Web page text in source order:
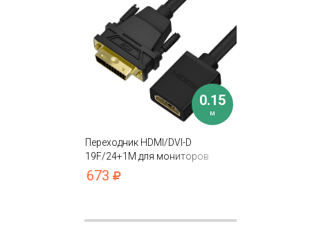
0.15
м
Переходник HDMI/DVI-D
19F/24+1M для мониторов
телевизоров и компьютеров
673